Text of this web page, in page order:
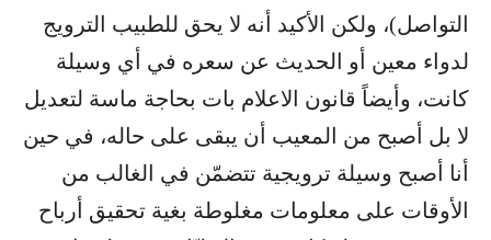
التواصل)، ولكن الأكيد أنه لا يحق للطبيب الترويج
لدواء معين أو الحديث عن سعره في أي وسيلة
كانت، وأيضاً قانون الاعلام بات بحاجة ماسة لتعديل
لا بل أصبح من المعيب أن يبقى على حاله، في حين
أنا أصبح وسيلة ترويجية تتضمّن في الغالب من
الأوقات على معلومات مغلوطة بغية تحقيق أرباح